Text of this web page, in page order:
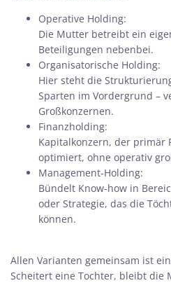
Operative Holding:
Die Mutter betreibt ein
Beteiligungen nebenbei.
Organisatorische Holding:
Hier steht die
Sparten im Vordergrund –
Großkonzernen.
Finanzholding:
Kapitalkonzern, der primär
optimiert, ohne operativ
Management-Holding:
Bündelt Know-how in
oder Strategie, das die
können.
Allen Varianten gemeinsam ist
Scheitert eine Tochter, bleibt die